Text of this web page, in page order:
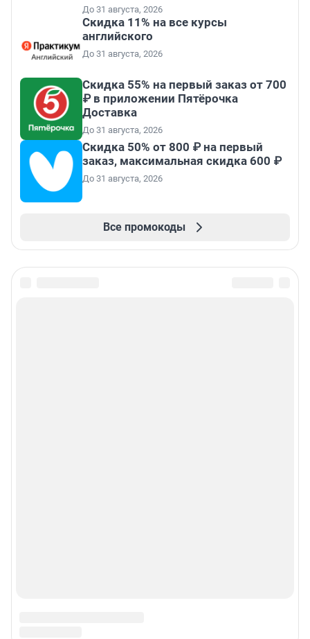
До 31 августа, 2026
Скидка 11% на все курсы
английского
До 31 августа, 2026
Скидка 55% на первый заказ от 700
₽ в приложении Пятёрочка
Доставка
До 31 августа, 2026
Скидка 50% от 800 ₽ на первый
заказ, максимальная скидка 600 ₽
До 31 августа, 2026
Все промокоды